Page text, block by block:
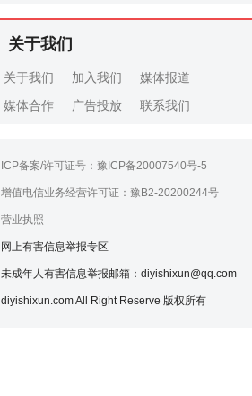
关于我们
关于我们 加入我们
媒体报道
媒体合作
广告投放 联系我们
ICP备案/许可证号：豫ICP备20007540号-5
增值电信业务经营许可证：豫B2-20200244号
营业执照
网上有害信息举报专区
未成年人有害信息举报邮箱：diyishixun@qq.com
diyishixun.com All Right Reserve 版权所有